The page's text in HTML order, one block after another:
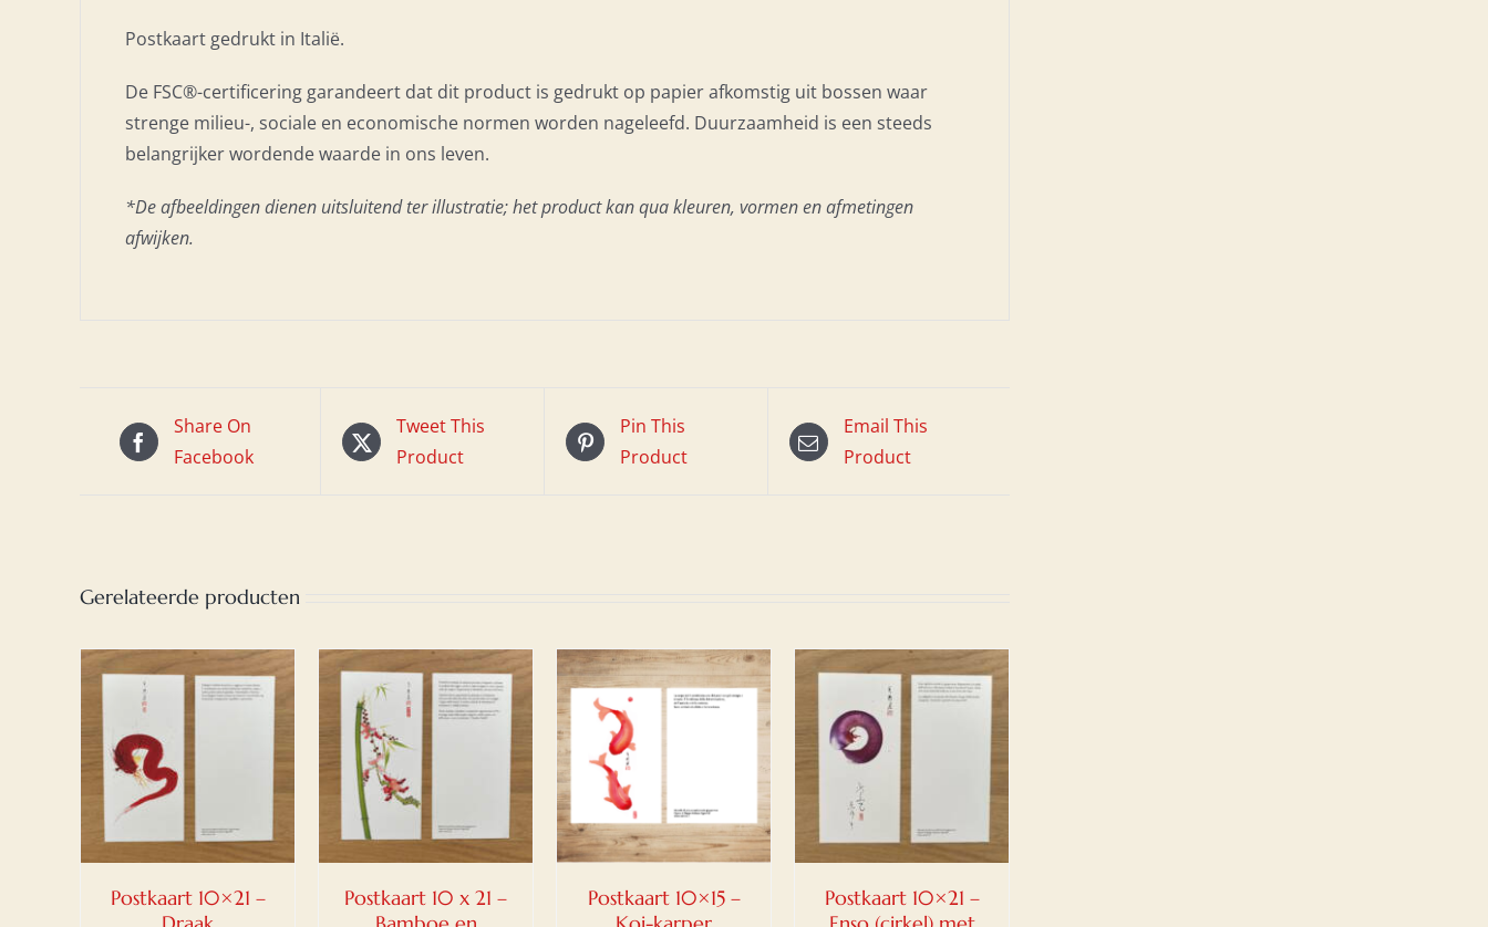
Postkaart gedrukt in Italië.
De FSC®-certificering garandeert dat dit product is gedrukt op papier afkomstig uit bossen waar
strenge milieu-, sociale en economische normen worden nageleefd. Duurzaamheid is een steeds
belangrijker wordende waarde in ons leven.
*De afbeeldingen dienen uitsluitend ter illustratie; het product kan qua kleuren, vormen en afmetingen
afwijken.
Share On
Facebook
Tweet This
Product
Pin This
Product
Email This
Product
Gerelateerde producten
Postkaart 10×21 –
TOEVOEGEN AAN
WINKELWAGEN
Postkaart 10 x 21 –
TOEVOEGEN AAN
WINKELWAGEN
DETAILS
Postkaart 10×15 –
TOEVOEGEN AAN
WINKELWAGEN
Postkaart 10×21 –